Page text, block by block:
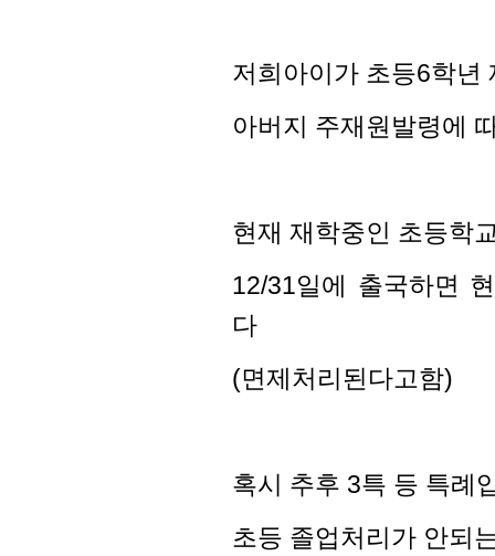
저희아이가 초등6학년
아버지 주재원발령에
현재 재학중인 초등학
12/31일에 출국하면
다
(면제처리된다고함)
혹시 추후 3특 등 특례
초등 졸업처리가 안되